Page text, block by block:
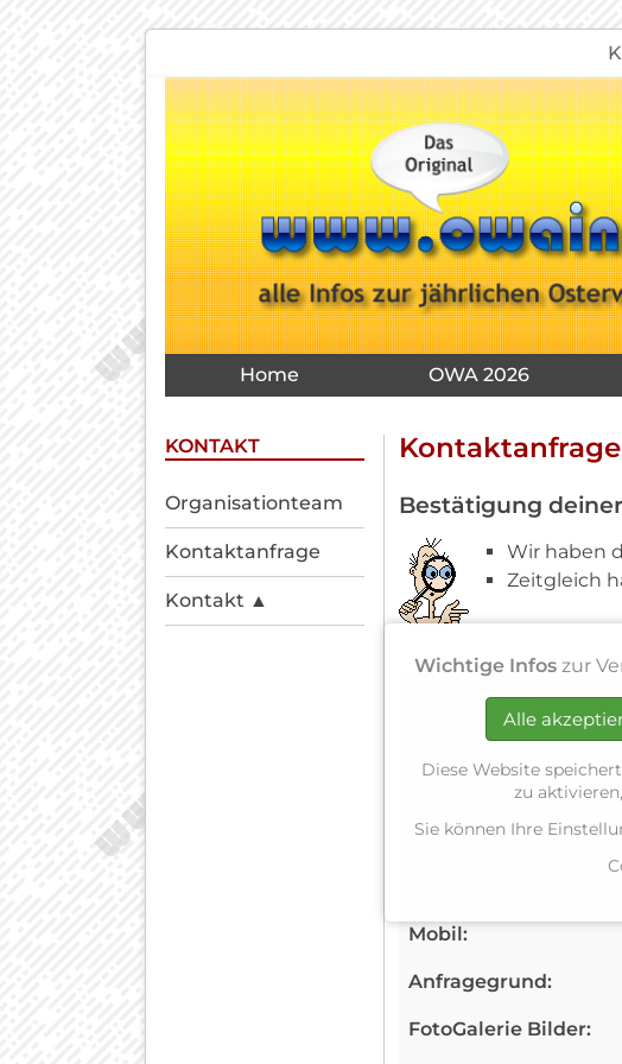
überspringen
Navigation
überspringen
Home OWA 2026
Kontaktanfrage
Bestätigung
Wir haben
Zeitgleich
Formularfeld
Vorname:
E-Mail:
Mobil:
Anfragegrund:
FotoGalerie Bilder:
KONTAKT
Navigation
überspringen
Organisationteam
Kontaktanfrage
Kontakt ▲
Wichtige Infos zur
Alle
Diese Website
zu
Sie können Ihre